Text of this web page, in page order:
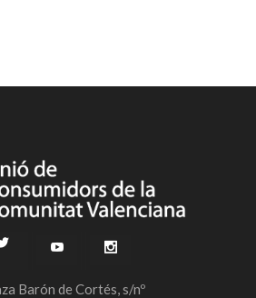
Barón de Cortés, s/nº